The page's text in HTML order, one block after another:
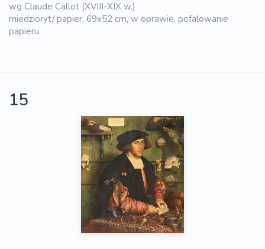
wg Claude Callot (XVIII-XIX w.)
miedzioryt/ papier, 69x52 cm, w oprawie, pofalowanie
papieru
15